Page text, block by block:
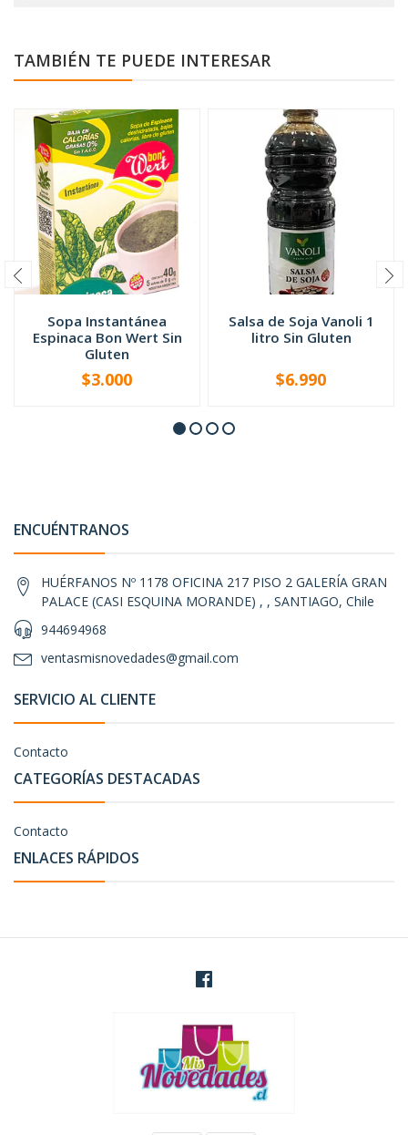
TAMBIÉN TE PUEDE INTERESAR
Sopa Instantánea
Espinaca Bon Wert Sin
Gluten
+
$3.000
Salsa de Soja Vanoli 1
litro Sin Gluten
+
$6.990
ENCUÉNTRANOS
HUÉRFANOS Nº 1178 OFICINA 217 PISO 2 GALERÍA GRAN
PALACE (CASI ESQUINA MORANDE) , , SANTIAGO, Chile
944694968
ventasmisnovedades@gmail.com
SERVICIO AL CLIENTE
Contacto
CATEGORÍAS DESTACADAS
Contacto
ENLACES RÁPIDOS